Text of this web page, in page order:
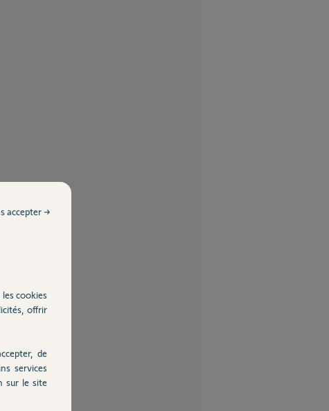
cookies
offrir
de
services
sur le site
accepter →